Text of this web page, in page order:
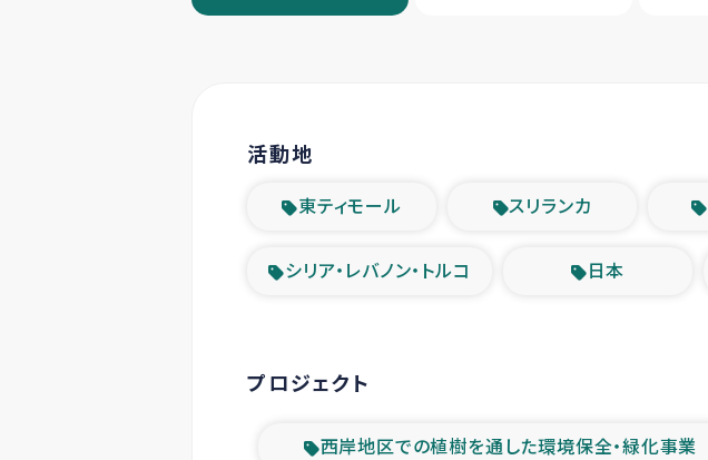
活動地
東ティモール スリランカ
シリア・レバノン・トルコ 日本
プロジェクト
西岸地区での植樹を通した環境保全・緑化事業